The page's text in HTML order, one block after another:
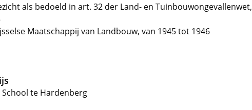
als bedoeld in art. 32 der Land- en Tuinbouwongevallenwet,
Maatschappij van Landbouw, van 1945 tot 1946
te Hardenberg